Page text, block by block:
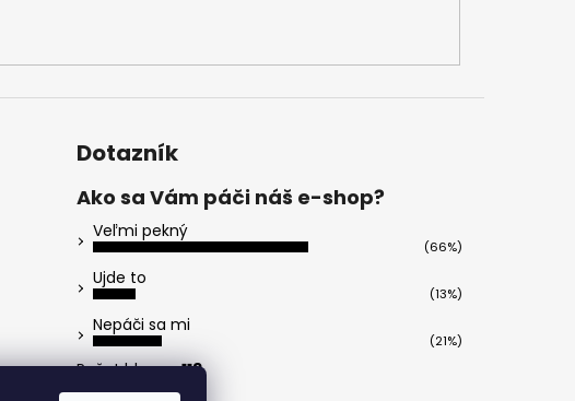
Dotazník
Ako sa Vám páči náš e-shop?
Veľmi pekný
(66%)
Ujde to
(13%)
Nepáči sa mi
(21%)
Počet hlasov:113